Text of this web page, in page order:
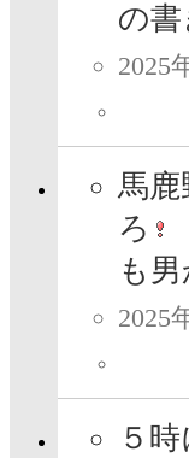
の書
2025
馬鹿
ろ
も
2025
５